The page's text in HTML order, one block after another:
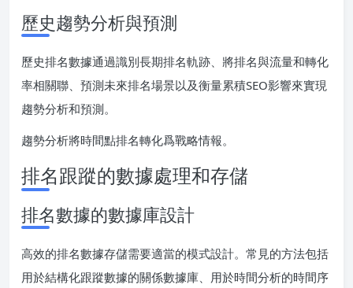
歷史趨勢分析與預測
歷史排名數據通過識別長期排名軌跡、將排名與流量和轉化
率相關聯、預測未來排名場景以及衡量累積SEO影響來實現
趨勢分析和預測。
趨勢分析將時間點排名轉化爲戰略情報。
排名跟蹤的數據處理和存儲
排名數據的數據庫設計
高效的排名數據存儲需要適當的模式設計。常見的方法包括
用於結構化跟蹤數據的關係數據庫、用於時間分析的時間序